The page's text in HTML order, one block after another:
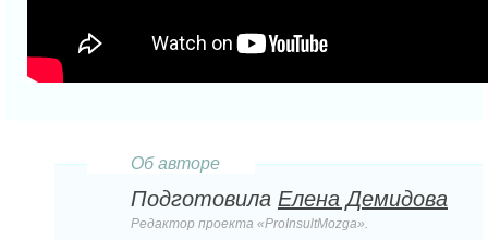
Об авторе
Подготовила Елена Демидова
Редактор проекта «ProInsultMozga».